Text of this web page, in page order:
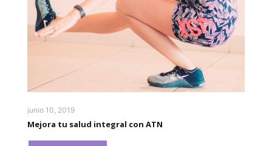
junio 10, 2019
Mejora tu salud integral con ATN